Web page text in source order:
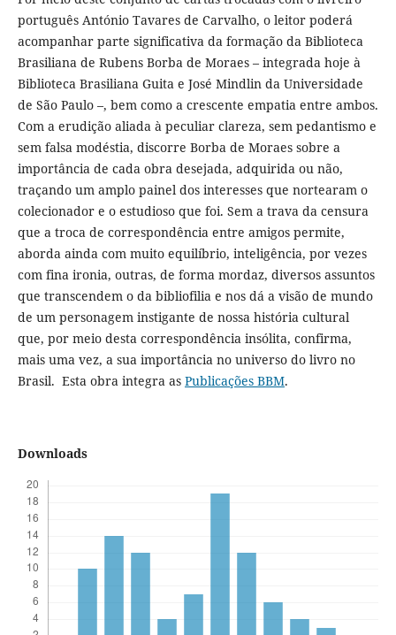
português António Tavares de Carvalho, o leitor poderá
acompanhar parte significativa da formação da Biblioteca
Brasiliana de Rubens Borba de Moraes – integrada hoje à
Biblioteca Brasiliana Guita e José Mindlin da Universidade
de São Paulo –, bem como a crescente empatia entre ambos.
Com a erudição aliada à peculiar clareza, sem pedantismo e
sem falsa modéstia, discorre Borba de Moraes sobre a
importância de cada obra desejada, adquirida ou não,
traçando um amplo painel dos interesses que nortearam o
colecionador e o estudioso que foi. Sem a trava da censura
que a troca de correspondência entre amigos permite,
aborda ainda com muito equilíbrio, inteligência, por vezes
com fina ironia, outras, de forma mordaz, diversos assuntos
que transcendem o da bibliofilia e nos dá a visão de mundo
de um personagem instigante de nossa história cultural
que, por meio desta correspondência insólita, confirma,
mais uma vez, a sua importância no universo do livro no
Brasil. Esta obra integra as Publicações BBM.
Downloads